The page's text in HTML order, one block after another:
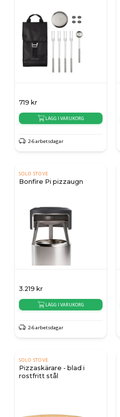
719 kr
LÄGG I VARUKORG
2-6 arbetsdagar
SOLO STOVE
Bonfire Pi pizzaugn
3.219 kr
LÄGG I VARUKORG
2-6 arbetsdagar
SOLO STOVE
Pizzaskärare - blad i
rostfritt stål